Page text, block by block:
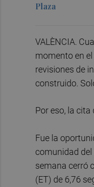
Plaza
VALÈNCIA.
momento en
revisiones de
construido.
Por eso, la
Fue la
comunidad
semana cerró
(ET) de 6,76